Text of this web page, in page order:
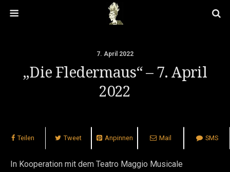
7. April 2022
„Die Fledermaus“ – 7. April
2022
Teilen Tweet Anpinnen Mail SMS
In Kooperation mit dem Teatro Maggio Musicale